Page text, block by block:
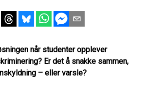
når studenter opplever
Er det å snakke sammen,
– eller varsle?